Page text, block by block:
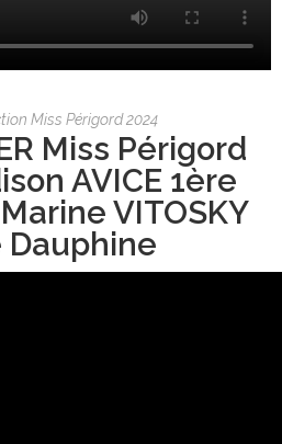
Miss Périgord 2024
Miss Périgord
AVICE 1ère
VITOSKY
Dauphine